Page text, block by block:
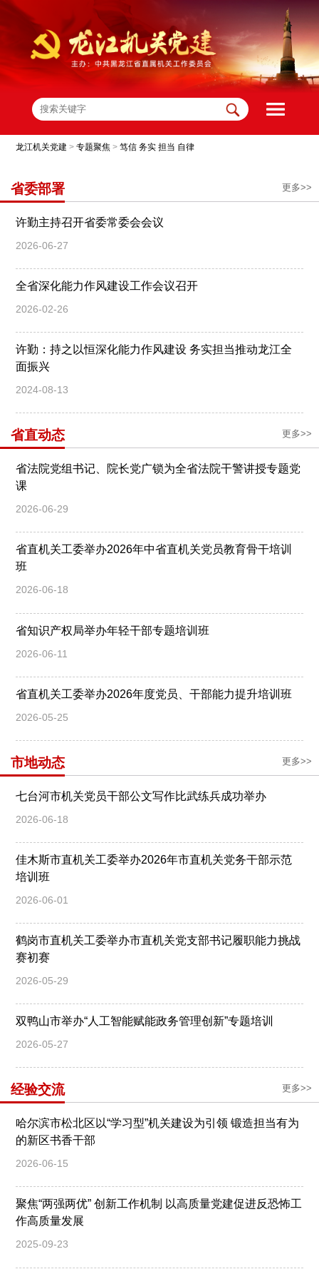
龙江机关党建 >专题聚焦 >笃信 务实 担当 自律
省委部署 更多>>
许勤主持召开省委常委会会议
2026-06-27
全省深化能力作风建设工作会议召开
2026-02-26
许勤：持之以恒深化能力作风建设 务实担当推动龙江全
面振兴
2024-08-13
省直动态 更多>>
省法院党组书记、院长党广锁为全省法院干警讲授专题党
课
2026-06-29
省直机关工委举办2026年中省直机关党员教育骨干培训
班
2026-06-18
省知识产权局举办年轻干部专题培训班
2026-06-11
省直机关工委举办2026年度党员、干部能力提升培训班
2026-05-25
市地动态 更多>>
七台河市机关党员干部公文写作比武练兵成功举办
2026-06-18
佳木斯市直机关工委举办2026年市直机关党务干部示范
培训班
2026-06-01
鹤岗市直机关工委举办市直机关党支部书记履职能力挑战
赛初赛
2026-05-29
双鸭山市举办“人工智能赋能政务管理创新”专题培训
2026-05-27
经验交流 更多>>
哈尔滨市松北区以“学习型”机关建设为引领 锻造担当有为
的新区书香干部
2026-06-15
聚焦“两强两优” 创新工作机制 以高质量党建促进反恐怖工
作高质量发展
2025-09-23